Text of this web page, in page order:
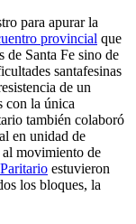
para apurar la
provincial que
de Santa Fe sino de
santafesinas
de un
con la única
también colaboró
en unidad de
movimiento de
estuvieron
los bloques, la